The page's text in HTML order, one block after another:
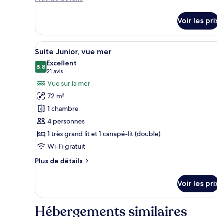
le
type
de
chambre
Chambre
Double
Deluxe
Voir les
Afficher
toutes
les
photos
pour
ce
type
de
chambre :
Suite
Junior,
Une chambre d’hôtel
25
Suite Junior, vue mer
8,88,8 sur 10
Excellent
21 avis
(21 avis)
Vue sur la mer
72 m²
1 chambre
4 personnes
1 très grand lit et 1 canapé-lit (double)
Wi-Fi gratuit
Plus de détails
Plus
le
type
de
Voir les
Hébergements similaires